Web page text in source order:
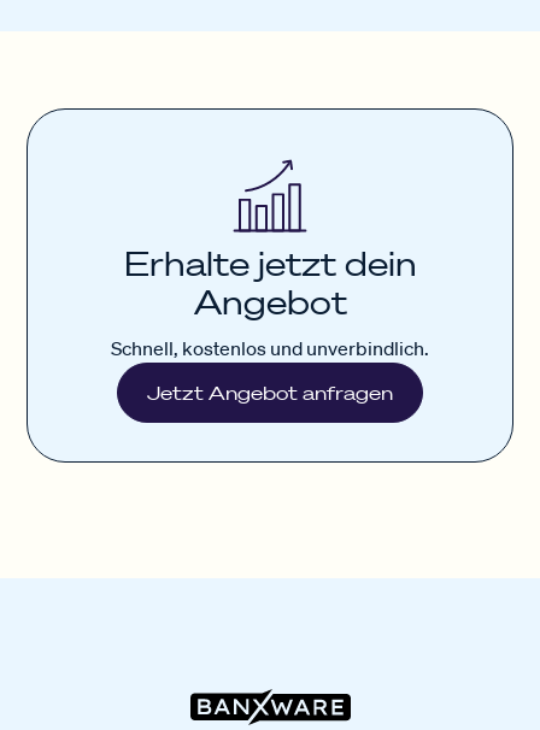
Erhalte jetzt dein
Angebot
Schnell, kostenlos und unverbindlich.
Jetzt Angebot anfragen